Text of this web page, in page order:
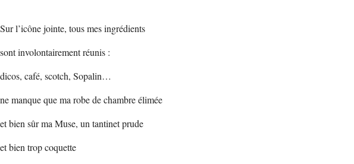
Sur l’icône jointe, tous mes ingrédients
sont involontairement réunis :
dicos, café, scotch, Sopalin…
ne manque que ma robe de chambre élimée
et bien sûr ma Muse, un tantinet prude
et bien trop coquette